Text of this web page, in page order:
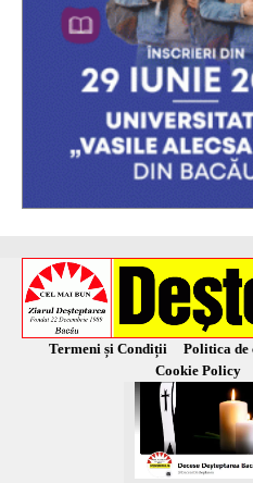
Termeni și Condiții Politica de
Cookie Policy